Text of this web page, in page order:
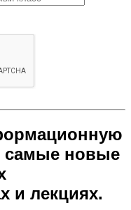
самые новые
и лекциях.